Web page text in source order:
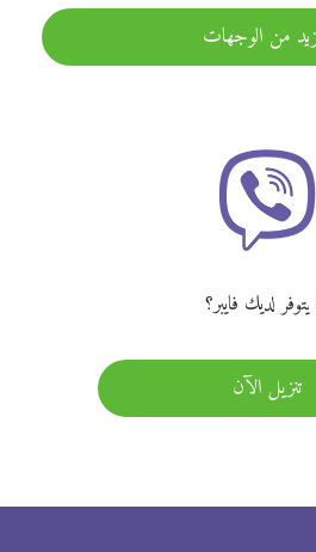
من الوجهات
لديك فايبر؟
تنزيل الآن